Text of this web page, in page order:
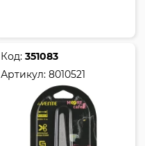
Код:351083
Артикул:8010521